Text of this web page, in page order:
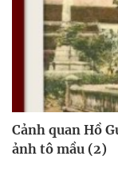
Cảnh quan Hồ
ảnh tô mầu (2)